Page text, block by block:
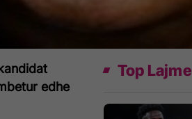
edhe
Top Lajme